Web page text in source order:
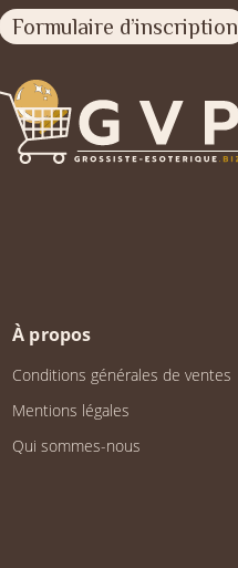
Formulaire d’inscription
À propos
Conditions générales de ventes
Mentions légales
Qui sommes-nous